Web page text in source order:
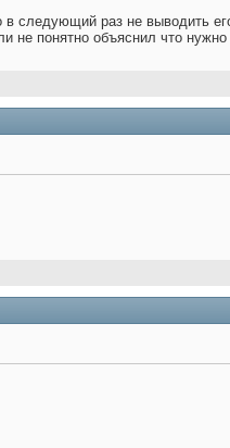
следующий раз не выводить
не понятно объяснил что